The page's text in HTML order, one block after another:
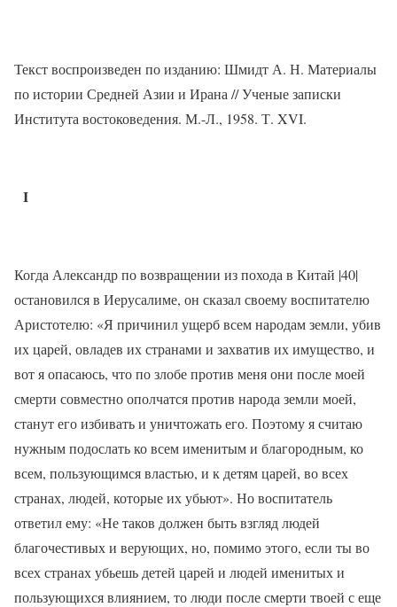
Текст воспроизведен по изданию: Шмидт А. Н. Материалы
по истории Средней Азии и Ирана // Ученые записки
Института востоковедения. М.-Л., 1958. Т. XVI.
I
Когда Александр по возвращении из похода в Китай |40|
остановился в Иерусалиме, он сказал своему воспитателю
Аристотелю: «Я причинил ущерб всем народам земли, убив
их царей, овладев их странами и захватив их имущество, и
вот я опасаюсь, что по злобе против меня они после моей
смерти совместно ополчатся против народа земли моей,
станут его избивать и уничтожать его. Поэтому я считаю
нужным подослать ко всем именитым и благородным, ко
всем, пользующимся властью, и к детям царей, во всех
странах, людей, которые их убьют». Но воспитатель
ответил ему: «Не таков должен быть взгляд людей
благочестивых и верующих, но, помимо этого, если ты во
всех странах убьешь детей царей и людей именитых и
пользующихся влиянием, то люди после смерти твоей с еще